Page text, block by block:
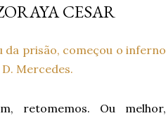
CESAR
da prisão, começou o inferno
Mercedes.
retomemos. Ou melhor,